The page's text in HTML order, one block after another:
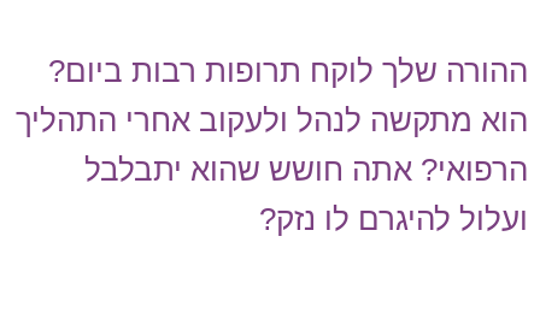
שלך לוקח תרופות רבות ביום?
מתקשה לנהל ולעקוב אחרי התהליך
אתה חושש שהוא יתבלבל
להיגרם לו נזק?